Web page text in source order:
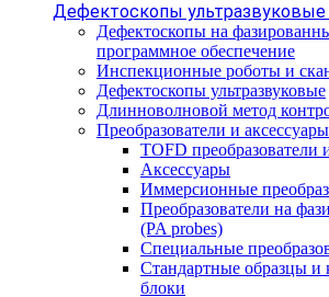
Дефектоскопы ультразвуковые
Дефектоскопы на
программное обеспечение
Инспекционные роботы и
Дефектоскопы ультразвуковые
Длинноволновой метод
Преобразователи и аксессуары
TOFD преобразователи
Аксессуары
Иммерсионные
Преобразователи на
(PA probes)
Специальные
Стандартные образцы и
блоки